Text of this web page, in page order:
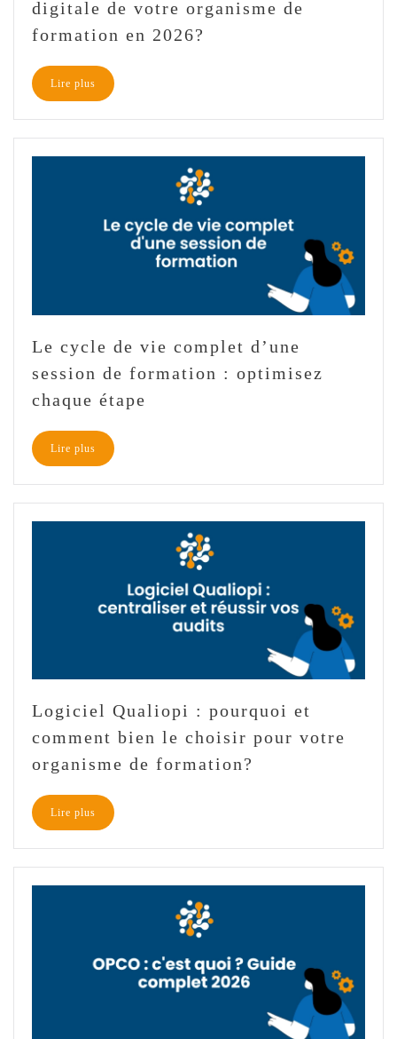
digitale de votre organisme de
formation en 2026?
Lire plus
Le cycle de vie complet d’une
session de formation : optimisez
chaque étape
Lire plus
Logiciel Qualiopi : pourquoi et
comment bien le choisir pour votre
organisme de formation?
Lire plus